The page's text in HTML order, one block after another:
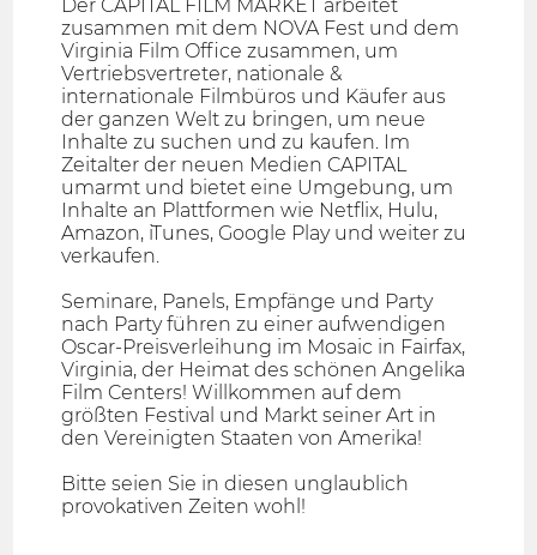
Der CAPITAL FILM MARKET arbeitet
zusammen mit dem NOVA Fest und dem
Virginia Film Office zusammen, um
Vertriebsvertreter, nationale &
internationale Filmbüros und Käufer aus
der ganzen Welt zu bringen, um neue
Inhalte zu suchen und zu kaufen. Im
Zeitalter der neuen Medien CAPITAL
umarmt und bietet eine Umgebung, um
Inhalte an Plattformen wie Netflix, Hulu,
Amazon, iTunes, Google Play und weiter zu
verkaufen.
Seminare, Panels, Empfänge und Party
nach Party führen zu einer aufwendigen
Oscar-Preisverleihung im Mosaic in Fairfax,
Virginia, der Heimat des schönen Angelika
Film Centers! Willkommen auf dem
größten Festival und Markt seiner Art in
den Vereinigten Staaten von Amerika!
Bitte seien Sie in diesen unglaublich
provokativen Zeiten wohl!